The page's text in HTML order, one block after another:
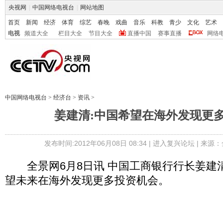
央视网 中国网络电视台 网站地图
首页 新闻 经济 体育 综艺 春晚 戏曲 音乐 科教 青少 文化
艺术
电视
频道大全 栏目大全 节目大全 直播中国 赛事直播 网络
中国网络电视台 > 经济台 > 资讯 >
姜建清:中国希望在海外发现更
发布时间:2012年06月08日 08:34 | 进入复兴论坛| 来源
全景网6月8日讯 中国工商银行行长姜建
望未来在海外发现更多投资机会。